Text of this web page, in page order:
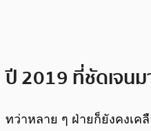
ปี 2019 ที่ชัดเจน
ทว่าหลาย ๆ ฝ่ายก็ยังคงเค